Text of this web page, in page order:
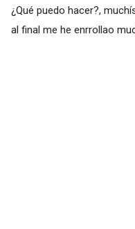
¿Qué puedo hacer?,
al final me he enrrollao